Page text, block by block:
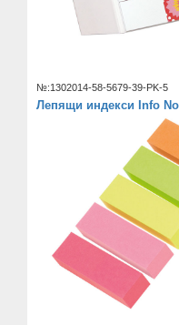
№:1302014-58-5679-39-PK-5
Лепящи индекси Info